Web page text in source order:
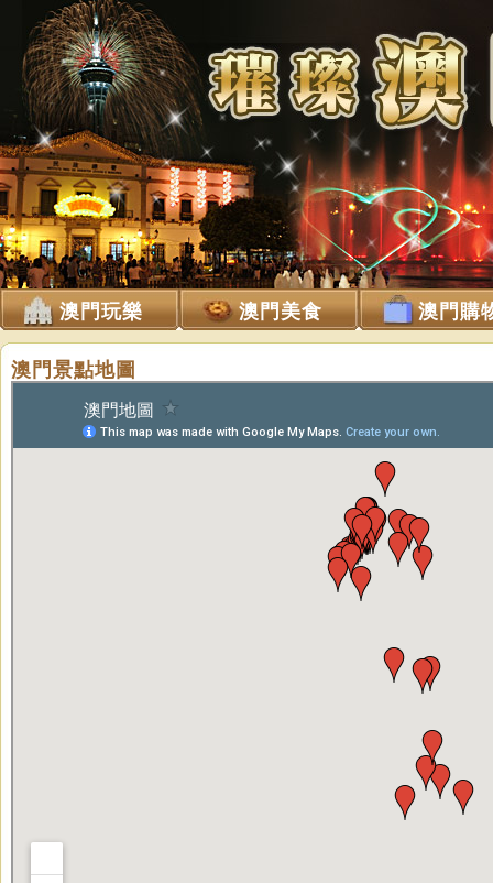
澳門玩樂 澳門美食 澳門購
澳門景點地圖